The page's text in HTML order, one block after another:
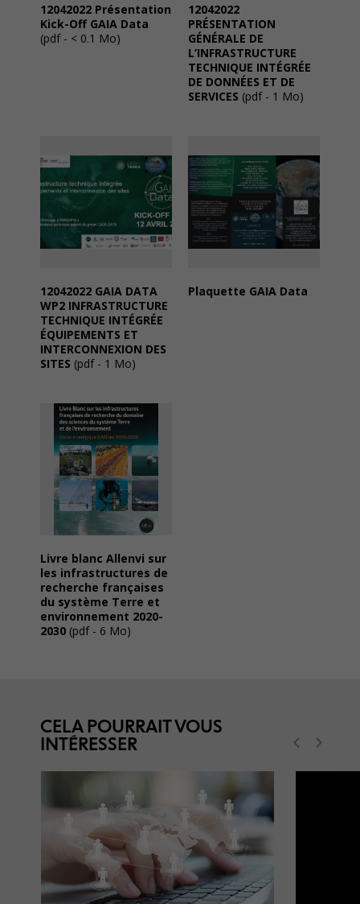
12042022 Présentation
Kick-Off GAIA Data
(pdf - < 0.1 Mo)
12042022
PRÉSENTATION
GÉNÉRALE DE
L’INFRASTRUCTURE
TECHNIQUE INTÉGRÉE
DE DONNÉES ET DE
SERVICES (pdf - 1 Mo)
12042022 GAIA DATA
WP2 INFRASTRUCTURE
TECHNIQUE INTÉGRÉE
ÉQUIPEMENTS ET
INTERCONNEXION DES
SITES (pdf - 1 Mo)
Plaquette GAIA Data
Livre blanc Allenvi sur
les infrastructures de
recherche françaises
du système Terre et
environnement 2020-
2030 (pdf - 6 Mo)
CELA POURRAIT VOUS
INTÉRESSER